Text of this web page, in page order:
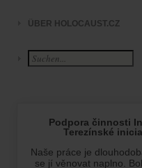
ÜBER HOLOCAUST.CZ